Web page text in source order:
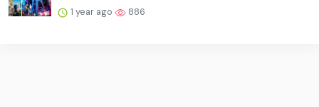
1 year ago 886